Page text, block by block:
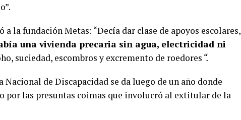
la fundación Metas: “Decía dar clase de apoyos escolares,
una vivienda precaria sin agua, electricidad ni
suciedad, escombros y excremento de roedores “.
de Discapacidad se da luego de un año donde
por las presuntas coimas que involucró al extitular de la